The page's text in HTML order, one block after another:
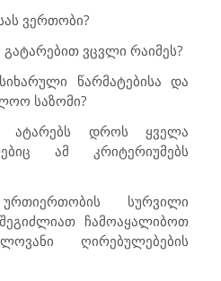
ვერთობი?
ვცვლი რაიმეს?
წარმატებისა და
საზომი?
ატარებს დროს ყველა
ამ კრიტერიუმებს
სურვილი
ჩამოაყალიბოთ
ღირებულებების